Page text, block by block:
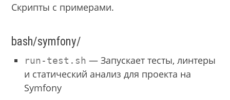
Скрипты с примерами.
bash/symfony/
run-test.sh — Запускает тесты, линтеры
и статический анализ для проекта на
Symfony